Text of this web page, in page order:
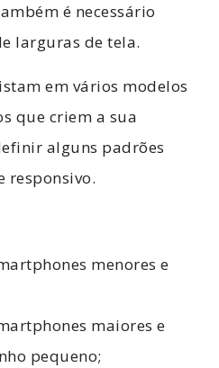
é necessário
larguras de tela.
em vários modelos
que criem a sua
alguns padrões
responsivo.
menores e
maiores e
pequeno;